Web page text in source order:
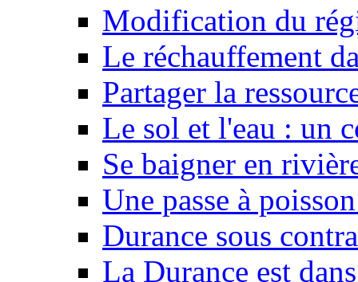
Modification du
Le réchauffement
Partager la
Le sol et l'eau : un
Se baigner en
Une passe à
Durance sous
La Durance est